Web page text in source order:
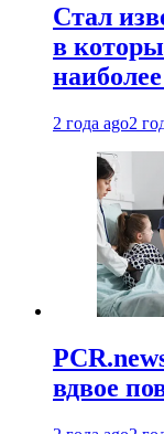
Стал
в
2 года ago2
вдвое